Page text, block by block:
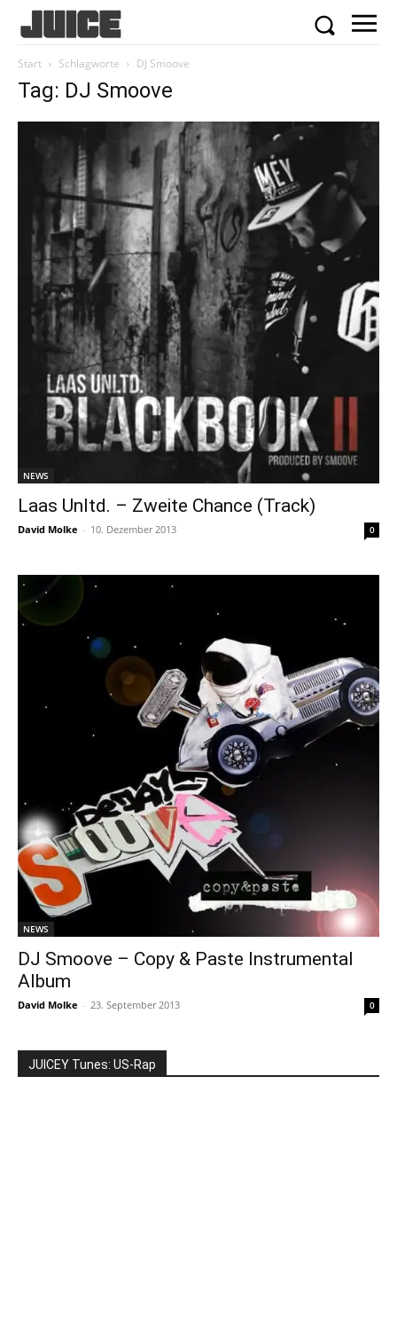
Start Schlagworte DJ Smoove
Tag: DJ Smoove
NEWS
Laas Unltd. – Zweite Chance (Track)
David Molke - 10. Dezember 2013 0
NEWS
DJ Smoove – Copy & Paste Instrumental
Album
David Molke - 23. September 2013 0
JUICEY Tunes: US-Rap